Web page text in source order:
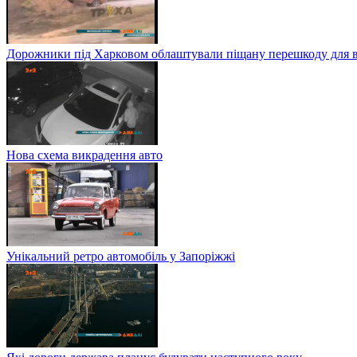
Дорожники під Харковом облаштували піщану перешкоду для
Нова схема викрадення авто
Унікальний ретро автомобіль у Запоріжжі